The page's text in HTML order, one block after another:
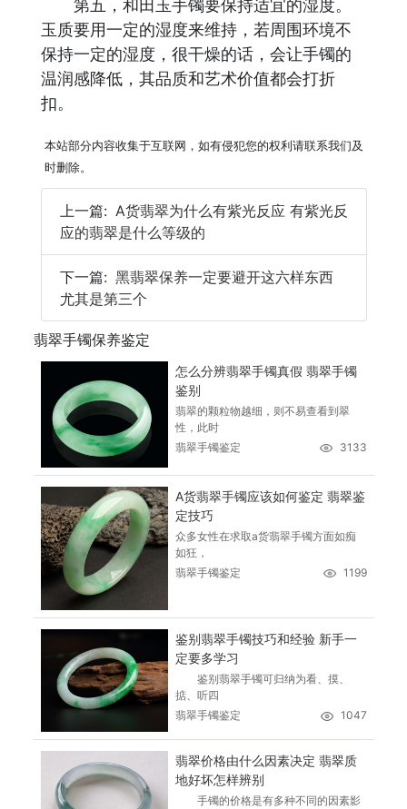
第五，和田玉手镯要保持适宜的湿度。
玉质要用一定的湿度来维持，若周围环境不
保持一定的湿度，很干燥的话，会让手镯的
温润感降低，其品质和艺术价值都会打折
扣。
本站部分内容收集于互联网，如有侵犯您的权利请联系我们及
时删除。
上一篇: A货翡翠为什么有紫光反应 有紫光反
应的翡翠是什么等级的
下一篇: 黑翡翠保养一定要避开这六样东西
尤其是第三个
翡翠手镯保养鉴定
怎么分辨翡翠手镯真假 翡翠手镯
鉴别
翡翠的颗粒物越细，则不易查看到翠
性，此时
翡翠手镯鉴定
3133
A货翡翠手镯应该如何鉴定 翡翠鉴
定技巧
众多女性在求取a货翡翠手镯方面如痴
如狂，
翡翠手镯鉴定
1199
鉴别翡翠手镯技巧和经验 新手一
定要多学习
鉴别翡翠手镯可归纳为看、摸、
掂、听四
翡翠手镯鉴定
1047
翡翠价格由什么因素决定 翡翠质
地好坏怎样辨别
手镯的价格是有多种不同的因素影